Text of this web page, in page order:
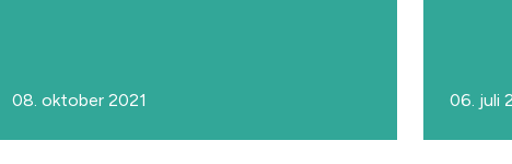
08. oktober 2021 06. juli